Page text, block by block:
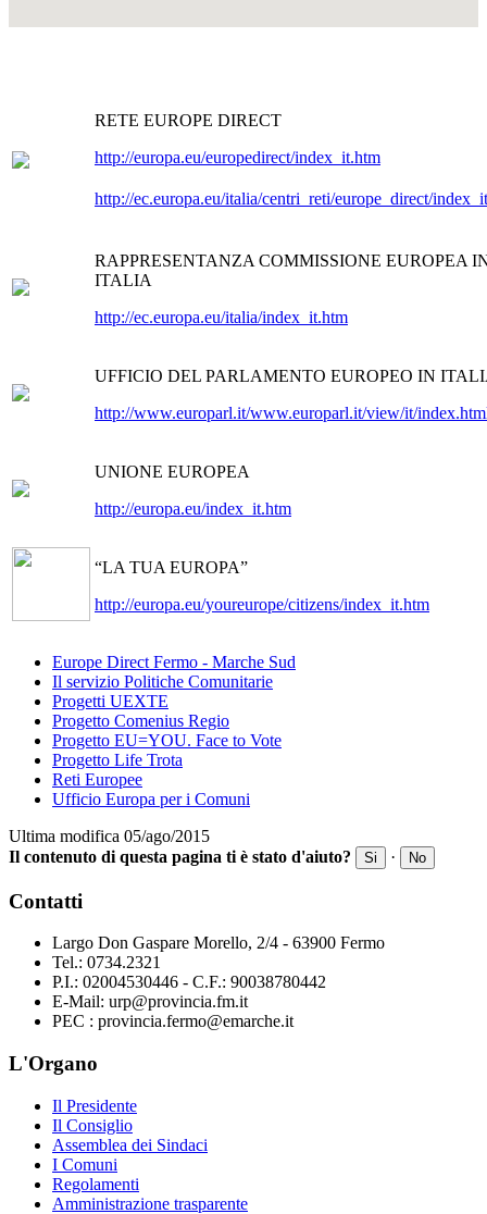
RETE EUROPE DIRECT
http://europa.eu/europedirect/index_it.htm
http://ec.europa.eu/italia/centri_reti/europe_direct/
RAPPRESENTANZA COMMISSIONE EUROPEA
ITALIA
http://ec.europa.eu/italia/index_it.htm
UFFICIO DEL PARLAMENTO EUROPEO IN
http://www.europarl.it/www.europarl.it/view/it/
UNIONE EUROPEA
http://europa.eu/index_it.htm
“LA TUA EUROPA”
http://europa.eu/youreurope/citizens/index_it.htm
Europe Direct Fermo - Marche Sud
Il servizio Politiche Comunitarie
Progetti UEXTE
Progetto Comenius Regio
Progetto EU=YOU. Face to Vote
Progetto Life Trota
Reti Europee
Ufficio Europa per i Comuni
Ultima modifica 05/ago/2015
Il contenuto di questa pagina ti è stato d'aiuto?
Si · No
Contatti
Largo Don Gaspare Morello, 2/4 - 63900 Fermo
Tel.: 0734.2321
P.I.: 02004530446 - C.F.: 90038780442
E-Mail: urp@provincia.fm.it
PEC : provincia.fermo@emarche.it
L'Organo
Il Presidente
Il Consiglio
Assemblea dei Sindaci
I Comuni
Regolamenti
Amministrazione trasparente